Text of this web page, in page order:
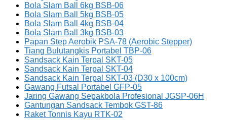
Bola Slam Ball 6kg BSB-06
Bola Slam Ball 5kg BSB-05
Bola Slam Ball 4kg BSB-04
Bola Slam Ball 3kg BSB-03
Papan Step Aerobik PSA-78 (Aerobic Stepper)
Tiang Bulutangkis Portabel TBP-06
Sandsack Kain Terpal SKT-05
Sandsack Kain Terpal SKT-04
Sandsack Kain Terpal SKT-03 (D30 x 100cm)
Gawang Futsal Portabel GFP-05
Jaring Gawang Sepakbola Profesional JGSP-06H
Gantungan Sandsack Tembok GST-86
Raket Tonnis Kayu RTK-02